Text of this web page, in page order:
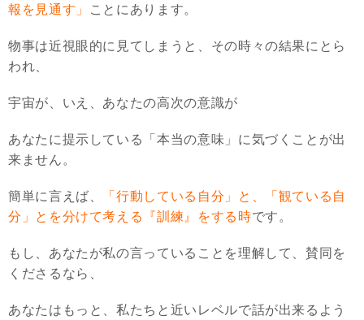
報を見通す」
ことにあります。
物事は近視眼的に見てしまうと、その時々の結果にとら
われ、
宇宙が、いえ、あなたの高次の意識が
あなたに提示している「本当の意味」に気づくことが出
来ません。
簡単に言えば、
「行動している自分」と、「観ている自
分」とを分けて考える『訓練』をする時です。
もし、あなたが私の言っていることを理解して、賛同を
くださるなら、
あなたはもっと、私たちと近いレベルで話が出来るよう